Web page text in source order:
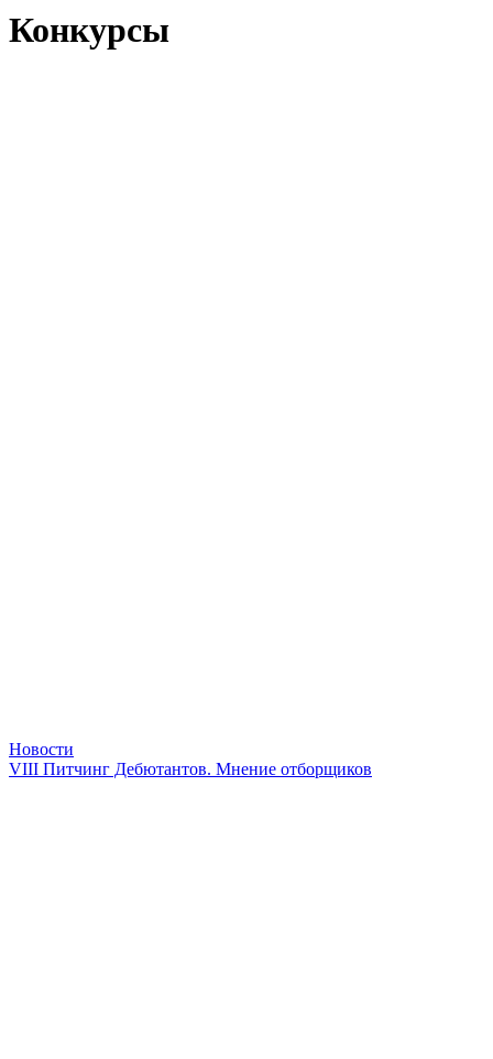
Конкурсы
Новости
VIII Питчинг Дебютантов. Мнение отборщиков